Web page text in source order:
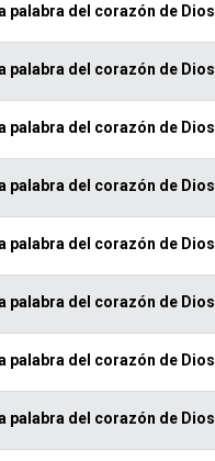
palabra del corazón de Dios
palabra del corazón de Dios
palabra del corazón de Dios
palabra del corazón de Dios
palabra del corazón de Dios
palabra del corazón de Dios
palabra del corazón de Dios
palabra del corazón de Dios